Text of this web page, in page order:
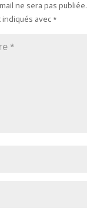
ne sera pas publiée.
avec *